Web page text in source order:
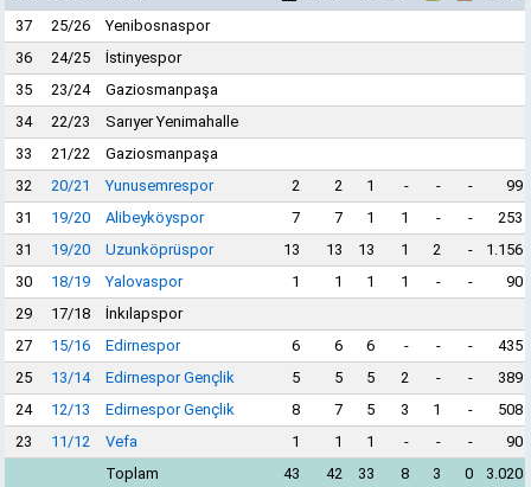
37
25/26
Yenibosnaspor
36
24/25
İstinyespor
35
23/24
Gaziosmanpaşa
34
22/23
Sarıyer Yenimahalle
33
21/22
Gaziosmanpaşa
32
20/21 Yunusemrespor 2 2 1 - - -
99
31
19/20 Alibeyköyspor 7 7 1 1 - -
253
31
19/20 Uzunköprüspor 13 13 13 1 2 -
1.156
30
18/19 Yalovaspor 1 1 1 1 - -
90
29
17/18
İnkılapspor
27
15/16 Edirnespor 6 6 6 - - -
435
25
13/14 Edirnespor Gençlik 5 5 5 2 - -
389
24
12/13 Edirnespor Gençlik 8 7 5 3 1 -
508
23
11/12 Vefa 1 1 1 - - -
90
Toplam
43 42 33 8 3 0 3.020